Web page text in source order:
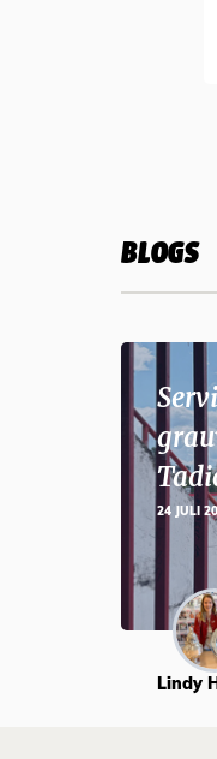
BLOGS
24 JULI
Lindy